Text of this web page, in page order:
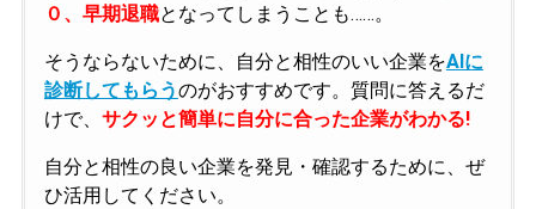
０、早期退職となってしまうことも……。
そうならないために、自分と相性のいい企業をAIに
診断してもらうのがおすすめです。質問に答えるだ
けで、 サクッと簡単に自分に合った企業がわかる!
自分と相性の良い企業を発見・確認するために、ぜ
ひ活用してください。